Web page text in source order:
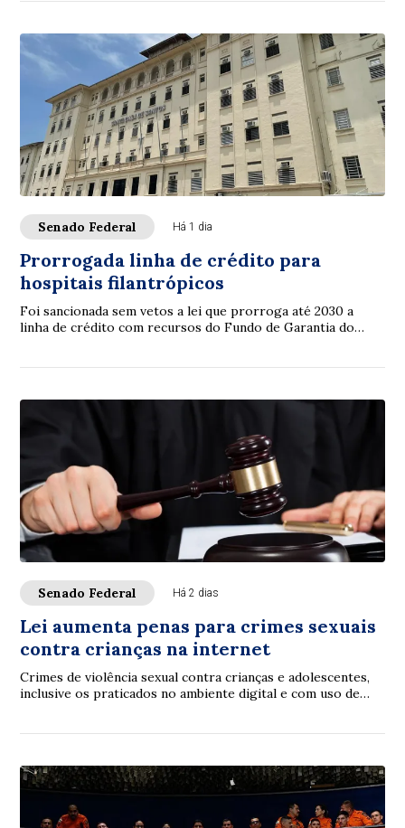
Senado Federal Há 1 dia
Prorrogada linha de crédito para
hospitais filantrópicos
Foi sancionada sem vetos a lei que prorroga até 2030 a
linha de crédito com recursos do Fundo de Garantia do
Senado Federal Há 2 dias
Lei aumenta penas para crimes sexuais
contra crianças na internet
Crimes de violência sexual contra crianças e adolescentes,
inclusive os praticados no ambiente digital e com uso de